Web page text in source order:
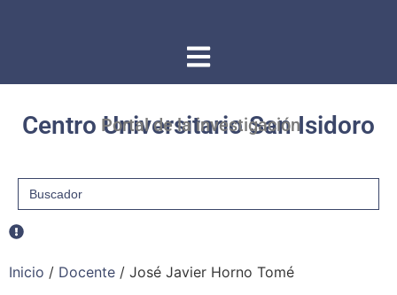
Centro Universitario San Isidoro
Portal de la investigación
Buscar:
Inicio / Docente / José Javier Horno Tomé